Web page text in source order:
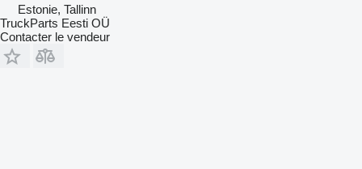
Estonie, Tallinn
TruckParts Eesti OÜ
Contacter le vendeur